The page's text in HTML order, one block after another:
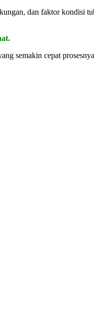
dan faktor kondisi
semakin cepat